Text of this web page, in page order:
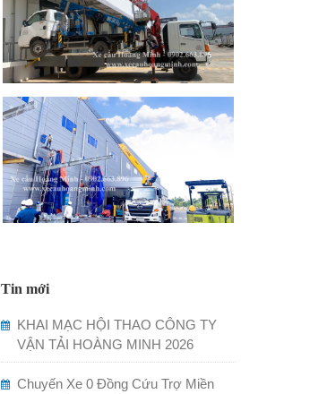
Tin mới
KHAI MẠC HỘI THAO CÔNG TY
VẬN TẢI HOÀNG MINH 2026
Chuyến Xe 0 Đồng Cứu Trợ Miền